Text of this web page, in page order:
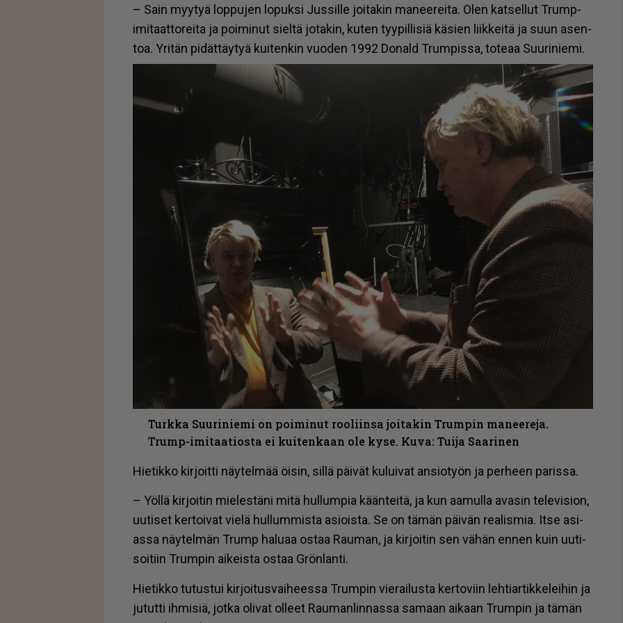
– Sain myy­tyä lop­pu­jen lo­puk­si Jus­sil­le joi­ta­kin ma­nee­rei­ta. Olen kat­sel­lut Trump-
imi­taat­to­rei­ta ja poi­mi­nut siel­tä jo­ta­kin, ku­ten tyy­pil­li­siä kä­sien liik­kei­tä ja suun asen­
toa. Yri­tän pi­dät­täy­tyä kui­ten­kin vuo­den 1992 Do­nald Trum­pis­sa, to­te­aa Suu­ri­nie­mi.
Turkka Suuriniemi on poiminut rooliinsa joitakin Trumpin maneereja.
Trump-imitaatiosta ei kuitenkaan ole kyse. Kuva: Tuija Saarinen
Hie­tik­ko kir­joit­ti näy­tel­mää öi­sin, sil­lä päi­vät ku­lui­vat an­si­o­työn ja per­heen pa­ris­sa.
– Yöl­lä kir­joi­tin mie­les­tä­ni mitä hul­lum­pia kään­tei­tä, ja kun aa­mul­la ava­sin te­le­vi­si­on,
uu­ti­set ker­toi­vat vie­lä hul­lum­mis­ta asi­ois­ta. Se on tä­män päi­vän re­a­lis­mia. It­se asi­
as­sa näy­tel­män Trump ha­lu­aa os­taa Rau­man, ja kir­joi­tin sen vä­hän en­nen kuin uu­ti­
soi­tiin Trum­pin ai­keis­ta os­taa Grön­lan­ti.
Hie­tik­ko tu­tus­tui kir­joi­tus­vai­hees­sa Trum­pin vie­rai­lus­ta ker­to­viin leh­ti­ar­tik­ke­lei­hin ja
ju­tut­ti ih­mi­siä, jot­ka oli­vat ol­leet Rau­man­lin­nas­sa sa­maan ai­kaan Trum­pin ja tä­män